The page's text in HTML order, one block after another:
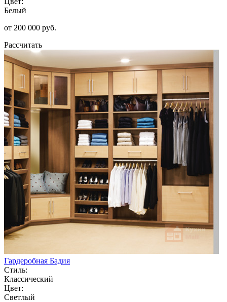
Белый
от 200 000 руб.
Рассчитать
Гардеробная Бадия
Стиль:
Классический
Цвет:
Светлый